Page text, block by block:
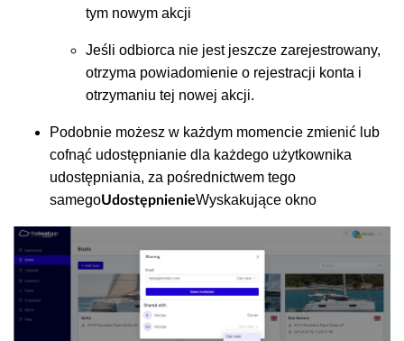
tym nowym akcji
Jeśli odbiorca nie jest jeszcze zarejestrowany,
otrzyma powiadomienie o rejestracji konta i
otrzymaniu tej nowej akcji.
Podobnie możesz w każdym momencie zmienić lub
cofnąć udostępnianie dla każdego użytkownika
udostępniania, za pośrednictwem tego
samegoUdostępnienieWyskakujące okno